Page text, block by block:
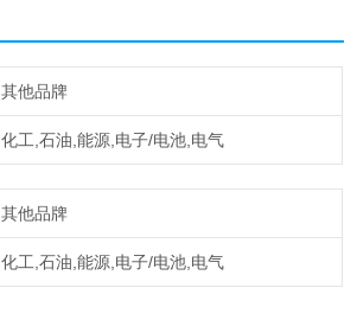
其他品牌
化工,石油,能源,电子/电池,电气
其他品牌
化工,石油,能源,电子/电池,电气